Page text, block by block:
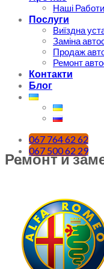
Наші Работи
Послуги
Виїздна
Заміна
Продаж
Ремонт
Контакти
Блог
067 764 62 62
067 500 62 29
Ремонт и